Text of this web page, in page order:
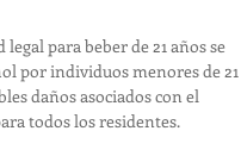
para beber de 21 años se
por individuos menores de 21
daños asociados con el
todos los residentes.